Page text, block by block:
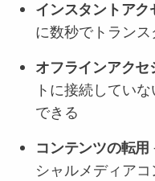
インスタントアク
に数秒でトラン
オフラインアクセ
トに接続してい
できる
コンテンツの転用
シャルメディア